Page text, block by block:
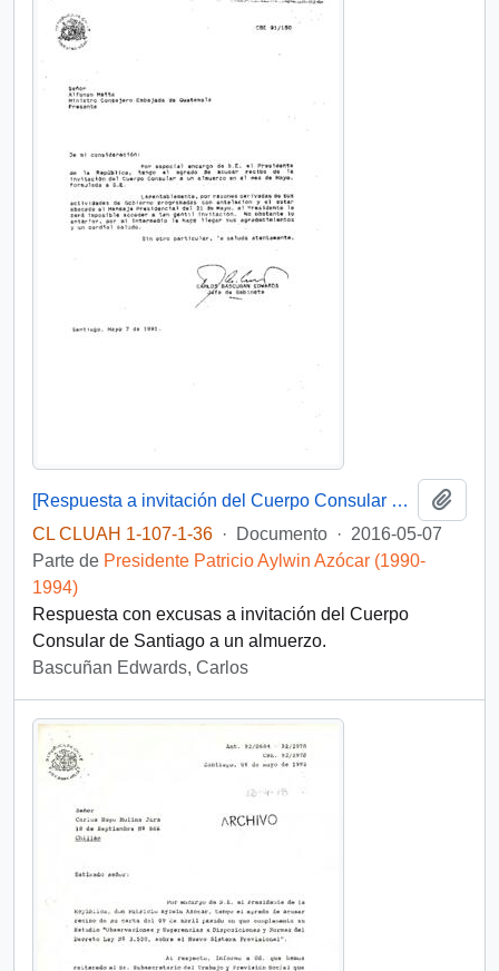
[Respuesta a invitación del Cuerpo Consular de Santiago a un almuerzo]
CL CLUAH 1-107-1-36 · Documento · 2016-05-07
Parte de Presidente Patricio Aylwin Azócar (1990-
1994)
Respuesta con excusas a invitación del Cuerpo
Consular de Santiago a un almuerzo.
Bascuñan Edwards, Carlos